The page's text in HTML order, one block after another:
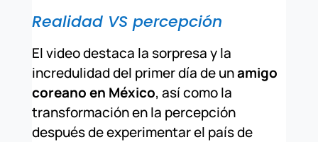
Realidad VS percepción
El video destaca la sorpresa y la
incredulidad del primer día de unamigo
coreano en México, así como la
transformación en la percepción
después de experimentar el país de